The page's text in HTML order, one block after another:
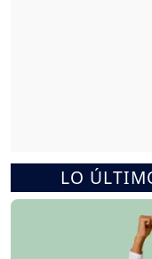
LO